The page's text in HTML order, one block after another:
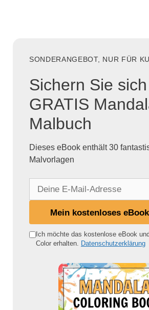
SONDERANGEBOT, NUR FÜR
Sichern Sie
GRATIS
Malbuch
Dieses eBook enthält 30
Malvorlagen
e
Mein kostenloses
Ich möchte das kostenlose eBook
Color erhalten. Datenschutzerklärung